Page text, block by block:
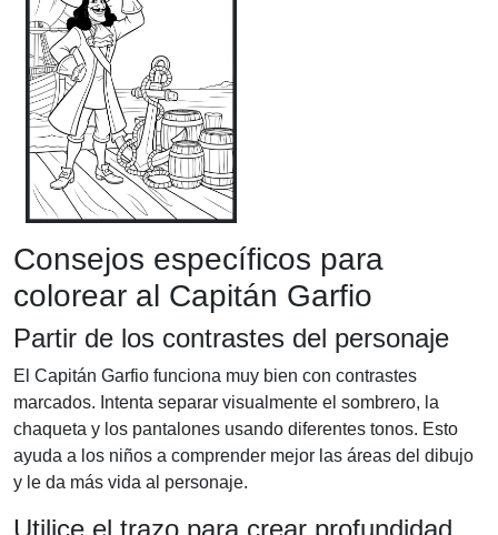
Consejos específicos para
colorear al Capitán Garfio
Partir de los contrastes del personaje
El Capitán Garfio funciona muy bien con contrastes
marcados. Intenta separar visualmente el sombrero, la
chaqueta y los pantalones usando diferentes tonos. Esto
ayuda a los niños a comprender mejor las áreas del dibujo
y le da más vida al personaje.